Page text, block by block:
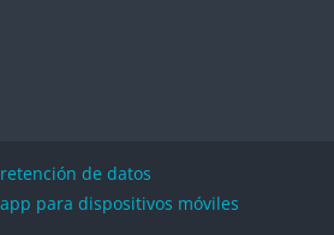
de datos
para dispositivos móviles